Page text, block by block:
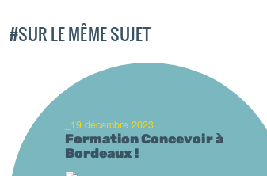
#SUR LE MÊME SUJET
_19 décembre 2023
Formation Concevoir à
Bordeaux !